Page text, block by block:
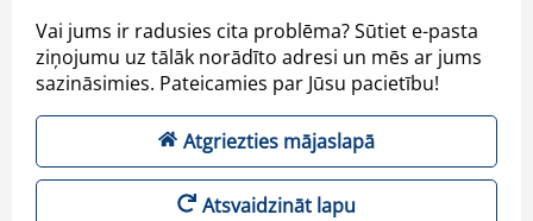
Vai jums ir radusies cita problēma? Sūtiet e-pasta
ziņojumu uz tālāk norādīto adresi un mēs ar jums
sazināsimies. Pateicamies par Jūsu pacietību!
Atgriezties mājaslapā
Atsvaidzināt lapu